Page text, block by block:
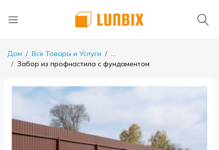
Дом Все Товары и Услуги
...
Забор из профнастила с фундаментом